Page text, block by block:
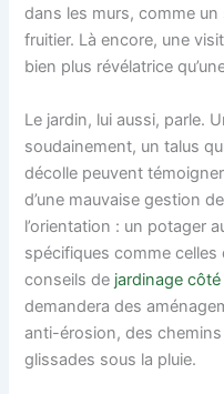
dans les murs, comme
fruitier. Là encore, une
bien plus révélatrice
Le jardin, lui aussi, parle.
soudainement, un talus
décolle peuvent
d’une mauvaise gestion
l’orientation : un potager
spécifiques comme celles
conseils de jardinage
demandera des
anti-érosion, des
glissades sous la pluie.